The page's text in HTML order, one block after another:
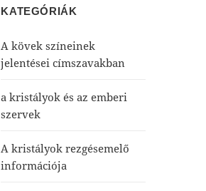
KATEGÓRIÁK
A kövek színeinek
jelentései címszavakban
a kristályok és az emberi
szervek
A kristályok rezgésemelő
információja